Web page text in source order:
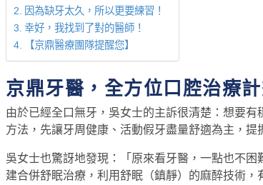
因為缺牙太久，所以更要練習！
幸好，我找到了對的醫師！
【京鼎醫療團隊提醒您】
京鼎牙醫，全方位口腔治療
由於已經全口無牙，吳女士的主訴很清楚：想要
方法，先讓牙周健康、活動假牙盡量舒適為主，
吳女士也驚訝地發現：「原來看牙醫，一點也不
建合併舒眠治療，利用舒眠（鎮靜）的麻醉技術